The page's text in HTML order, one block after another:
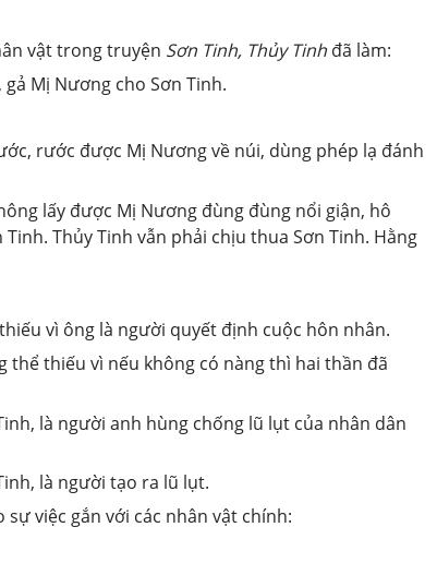
vật trong truyện Sơn Tinh, Thủy Tinh đã làm:
Mị Nương cho Sơn Tinh.
rước được Mị Nương về núi, dùng phép lạ đánh
lấy được Mị Nương đùng đùng nổi giận, hô
Thủy Tinh vẫn phải chịu thua Sơn Tinh. Hằng
vì ông là người quyết định cuộc hôn nhân.
thiếu vì nếu không có nàng thì hai thần đã
là người anh hùng chống lũ lụt của nhân dân
là người tạo ra lũ lụt.
sự việc gắn với các nhân vật chính: